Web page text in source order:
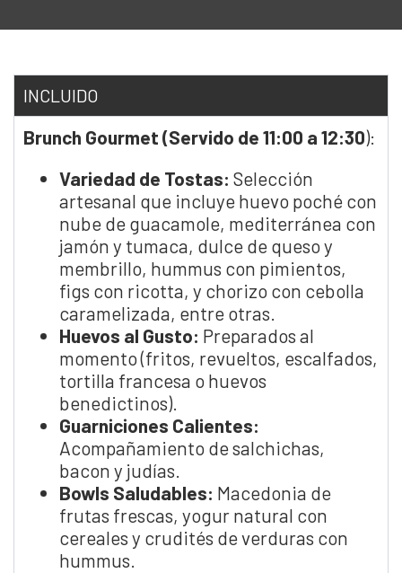
INCLUIDO
Brunch Gourmet (Servido de 11:00 a 12:30):
Variedad de Tostas: Selección
artesanal que incluye huevo poché con
nube de guacamole, mediterránea con
jamón y tumaca, dulce de queso y
membrillo, hummus con pimientos,
figs con ricotta, y chorizo con cebolla
caramelizada, entre otras.
Huevos al Gusto: Preparados al
momento (fritos, revueltos, escalfados,
tortilla francesa o huevos
benedictinos).
Guarniciones Calientes:
Acompañamiento de salchichas,
bacon y judías.
Bowls Saludables: Macedonia de
frutas frescas, yogur natural con
cereales y crudités de verduras con
hummus.